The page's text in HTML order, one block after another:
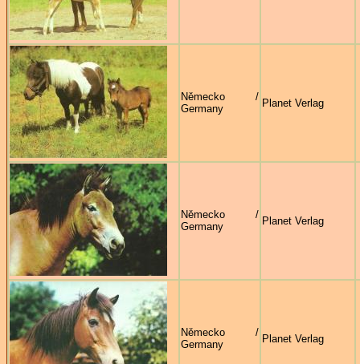
Německo /
Germany
Planet Verlag
Německo /
Germany
Planet Verlag
Německo /
Germany
Planet Verlag